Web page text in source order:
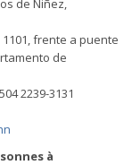
de Niñez,
1101, frente a puente
de
2239-3131
à